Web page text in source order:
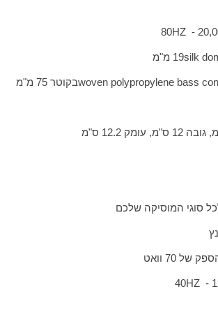
HZ
80
silk
19 מ"מ
woven polypropylene bassבקוטר 75 מ"מ
סוגי המוסיקה שלכם
70 וואט
HZ
40